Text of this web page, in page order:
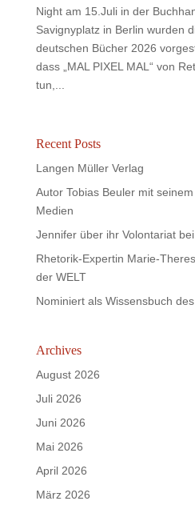
Night am 15.Juli in der
Savignyplatz in Berlin wurden
deutschen Bücher 2026
dass „MAL PIXEL MAL“ von
tun,...
Recent Posts
Langen Müller Verlag
Autor Tobias Beuler mit
Medien
Jennifer über ihr Volontariat
Rhetorik-Expertin Marie-
der WELT
Nominiert als Wissensbuch
Archives
August 2026
Juli 2026
Juni 2026
Mai 2026
April 2026
März 2026